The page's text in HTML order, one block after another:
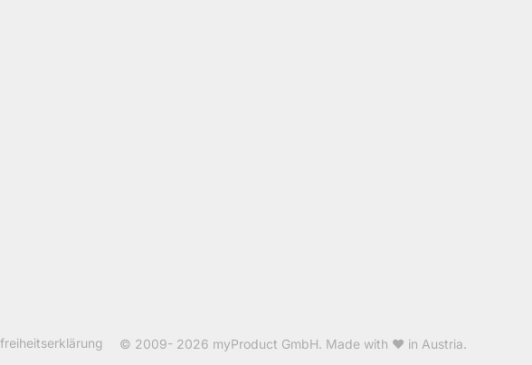
© 2009- 2026 myProduct GmbH. Made with ❤ in Austria.